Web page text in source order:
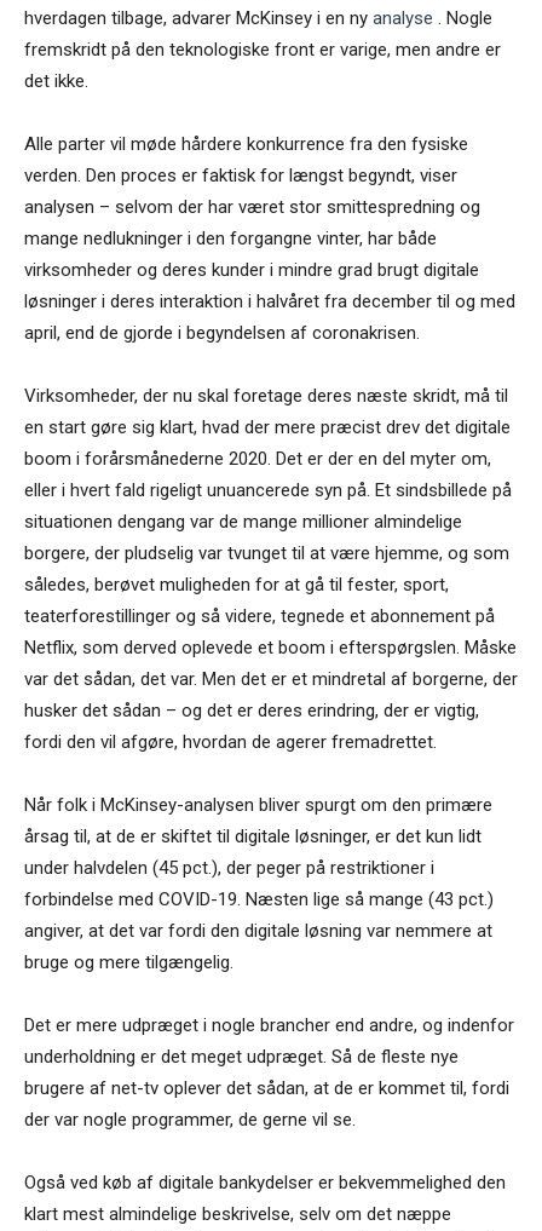
hverdagen tilbage, advarer McKinsey i en ny analyse . Nogle
fremskridt på den teknologiske front er varige, men andre er
det ikke.
Alle parter vil møde hårdere konkurrence fra den fysiske
verden. Den proces er faktisk for længst begyndt, viser
analysen – selvom der har været stor smittespredning og
mange nedlukninger i den forgangne vinter, har både
virksomheder og deres kunder i mindre grad brugt digitale
løsninger i deres interaktion i halvåret fra december til og med
april, end de gjorde i begyndelsen af coronakrisen.
Virksomheder, der nu skal foretage deres næste skridt, må til
en start gøre sig klart, hvad der mere præcist drev det digitale
boom i forårsmånederne 2020. Det er der en del myter om,
eller i hvert fald rigeligt unuancerede syn på. Et sindsbillede på
situationen dengang var de mange millioner almindelige
borgere, der pludselig var tvunget til at være hjemme, og som
således, berøvet muligheden for at gå til fester, sport,
teaterforestillinger og så videre, tegnede et abonnement på
Netflix, som derved oplevede et boom i efterspørgslen. Måske
var det sådan, det var. Men det er et mindretal af borgerne, der
husker det sådan – og det er deres erindring, der er vigtig,
fordi den vil afgøre, hvordan de agerer fremadrettet.
Når folk i McKinsey-analysen bliver spurgt om den primære
årsag til, at de er skiftet til digitale løsninger, er det kun lidt
under halvdelen (45 pct.), der peger på restriktioner i
forbindelse med COVID-19. Næsten lige så mange (43 pct.)
angiver, at det var fordi den digitale løsning var nemmere at
bruge og mere tilgængelig.
Det er mere udpræget i nogle brancher end andre, og indenfor
underholdning er det meget udpræget. Så de fleste nye
brugere af net-tv oplever det sådan, at de er kommet til, fordi
der var nogle programmer, de gerne vil se.
Også ved køb af digitale bankydelser er bekvemmelighed den
klart mest almindelige beskrivelse, selv om det næppe